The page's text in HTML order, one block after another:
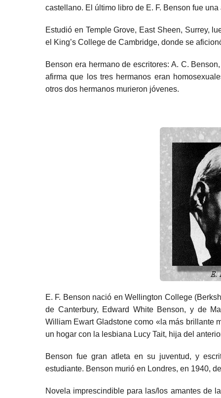
castellano. El último libro de E. F. Benson fue
Estudió en Temple Grove, East Sheen, Surrey,
el King’s College de Cambridge, donde se
Benson era hermano de escritores: A. C. Benson,
afirma que los tres hermanos eran
otros dos hermanos murieron jóvenes.
E. F. Benson nació enWellington College(
de Canterbury, Edward White Benson, y de
William Ewart Gladstonecomo «la más brillante
un hogar con la lesbiana Lucy Tait, hija del
Benson fue gran atleta en su juventud, y
estudiante. Benson murió en Londres, en 1940, de
Novela imprescindible para las/los amantes de